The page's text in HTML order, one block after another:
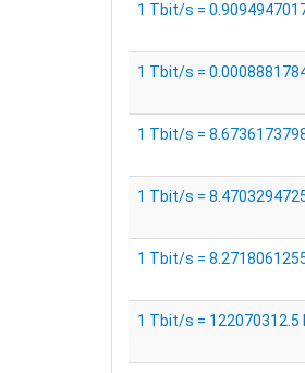
1 Tbit/s =
1 Tbit/s =
1 Tbit/s =
1 Tbit/s =
1 Tbit/s =
1 Tbit/s = 122070312.5